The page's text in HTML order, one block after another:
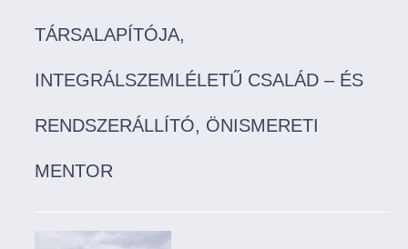
TÁRSALAPÍTÓJA,
INTEGRÁLSZEMLÉLETŰ CSALÁD – ÉS
RENDSZERÁLLÍTÓ, ÖNISMERETI
MENTOR